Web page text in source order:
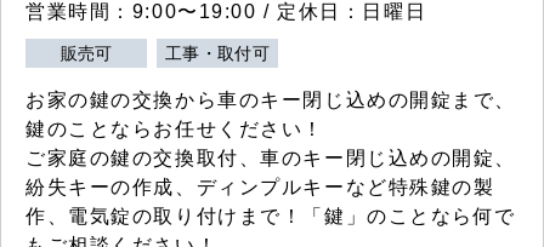
営業時間：9:00〜19:00 / 定休日：日曜日
販売可 工事・取付可
お家の鍵の交換から車のキー閉じ込めの開錠まで、
鍵のことならお任せください！
ご家庭の鍵の交換取付、車のキー閉じ込めの開錠、
紛失キーの作成、ディンプルキーなど特殊鍵の製
作、電気錠の取り付けまで！「鍵」のことなら何で